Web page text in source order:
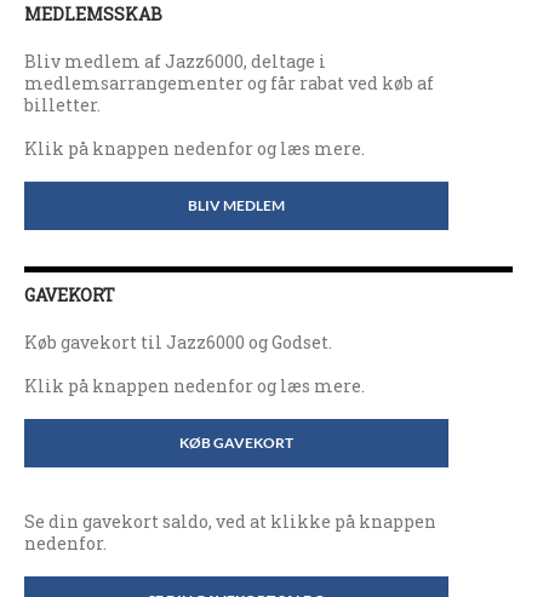
MEDLEMSSKAB
Bliv medlem af Jazz6000, deltage i
medlemsarrangementer og får rabat ved køb af
billetter.
Klik på knappen nedenfor og læs mere.
BLIV MEDLEM
GAVEKORT
Køb gavekort til Jazz6000 og Godset.
Klik på knappen nedenfor og læs mere.
KØB GAVEKORT
Se din gavekort saldo, ved at klikke på knappen
nedenfor.